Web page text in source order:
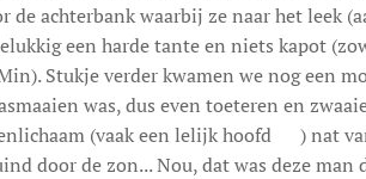
de achterbank waarbij ze naar het leek
een harde tante en niets kapot
Stukje verder kwamen we nog een
was, dus even toeteren en
(vaak een lelijk hoofd 😊) nat
door de zon... Nou, dat was deze man